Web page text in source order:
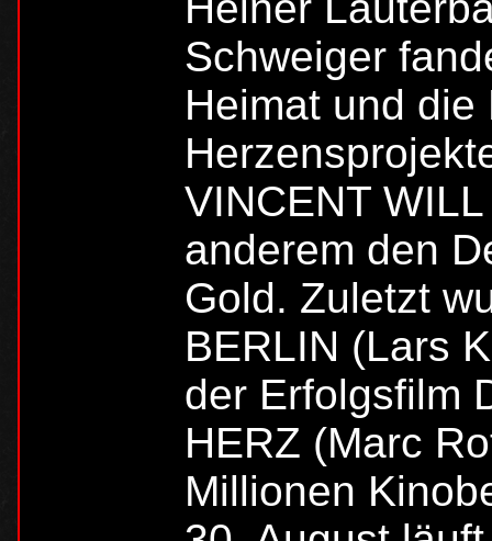
Schweiger
Heimat und
VINCENT
anderem den
Gold. Zuletzt
BERLIN (Lars
der Erfolgsfilm
HERZ (Marc
Millionen